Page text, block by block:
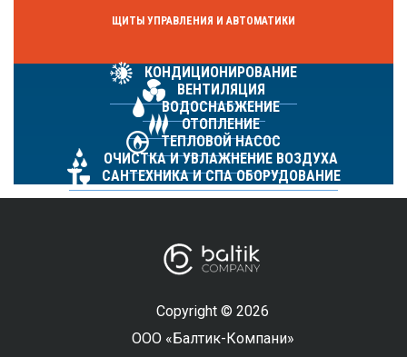
ЩИТЫ УПРАВЛЕНИЯ И АВТОМАТИКИ
КОНДИЦИОНИРОВАНИЕ
ВЕНТИЛЯЦИЯ
ВОДОСНАБЖЕНИЕ
ОТОПЛЕНИЕ
ТЕПЛОВОЙ НАСОС
ОЧИСТКА И УВЛАЖНЕНИЕ ВОЗДУХА
САНТЕХНИКА И СПА ОБОРУДОВАНИЕ
Copyright © 2026
ООО «Балтик-Компани»